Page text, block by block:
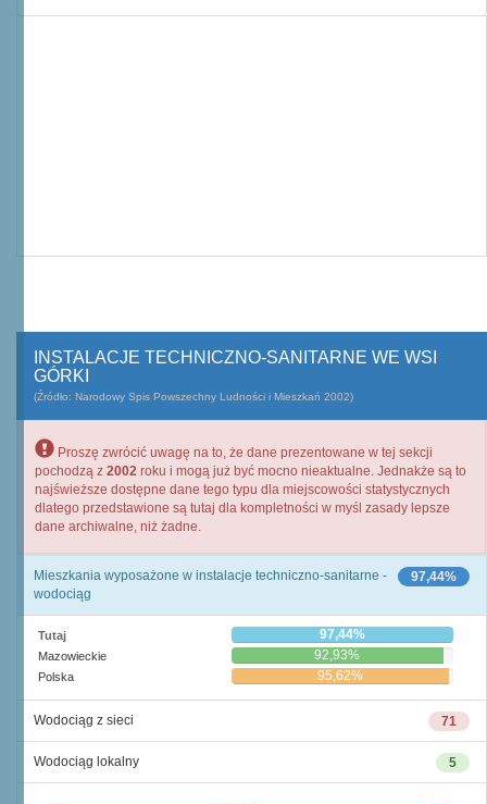
INSTALACJE TECHNICZNO-SANITARNE WE WSI
GÓRKI
(Źródło: Narodowy Spis Powszechny Ludności i Mieszkań 2002)
Proszę zwrócić uwagę na to, że dane prezentowane w tej sekcji
pochodzą z 2002 roku i mogą już być mocno nieaktualne. Jednakże są to
najświeższe dostępne dane tego typu dla miejscowości statystycznych
dlatego przedstawione są tutaj dla kompletności w myśl zasady lepsze
dane archiwalne, niż żadne.
97,44%
Mieszkania wyposażone w instalacje techniczno-sanitarne -
wodociąg
Tutaj 97,44%
Mazowieckie 92,93%
Polska 95,62%
71
Wodociąg z sieci
5
Wodociąg lokalny